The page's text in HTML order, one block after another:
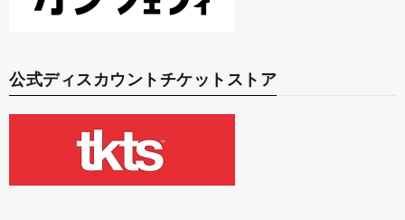
公式ディスカウントチケットストア